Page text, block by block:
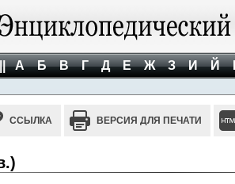
А Б В Г Д Е Ж З И Й
ССЫЛКА ВЕРСИЯ ДЛЯ ПЕЧАТИ